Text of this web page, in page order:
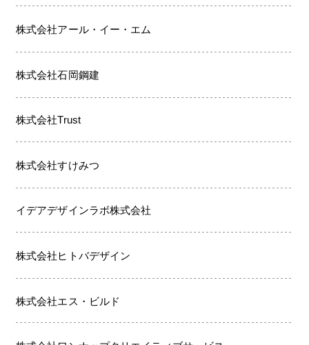
株式会社アール・イー・エム
株式会社石岡鋼建
株式会社Trust
株式会社すけみつ
イデアデザインラボ株式会社
株式会社ヒトバデザイン
株式会社エス・ビルド